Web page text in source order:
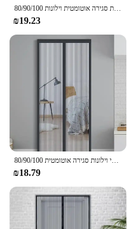
חלון דלת נטו יתוש מגנטי חלון דלת סגירה אוטומטית וילונות 80/90/100 cms גווני וילון גווני מסך גן טקסטיל בית
₪19.23
חלון דלת נטו יתוש מגנטי וילונות סגירה אוטומטית 80/90/100 cms גוונים וילון מסך גן טקסטיל בית
₪18.79